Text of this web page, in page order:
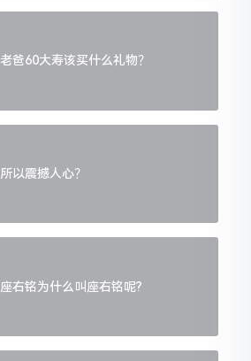
老爸60大寿该买什么礼物？
所以震撼人心？
座右铭为什么叫座右铭呢?